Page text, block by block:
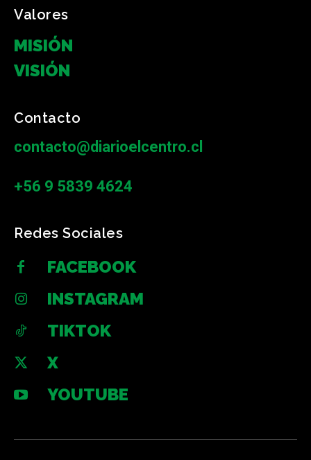
Valores
MISIÓN
VISIÓN
Contacto
contacto@diarioelcentro.cl
+56 9 5839 4624
Redes Sociales
FACEBOOK
INSTAGRAM
TIKTOK
X
YOUTUBE